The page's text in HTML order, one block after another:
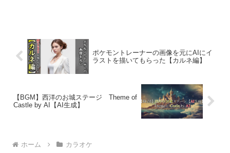
ポケモントレーナーの画像を元にAIにイ
ラストを描いてもらった【カルネ編】
【BGM】西洋のお城ステージ Theme of
Castle by AI【AI生成】
ホーム カラオケ